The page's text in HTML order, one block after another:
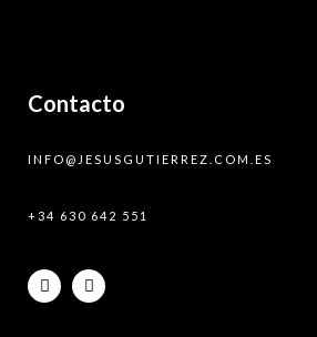
Contacto
INFO@JESUSGUTIERREZ.COM.ES
+34 630 642 551